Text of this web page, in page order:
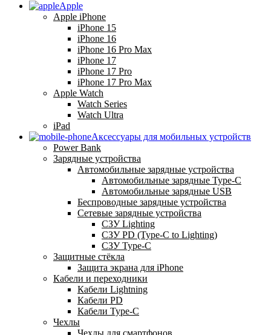
Apple
Apple iPhone
iPhone 15
iPhone 16
iPhone 16 Pro Max
iPhone 17
iPhone 17 Pro
iPhone 17 Pro Max
Apple Watch
Watch Series
Watch Ultra
iPad
Аксессуары для мобильных устройств
Power Bank
Зарядные устройства
Автомобильные зарядные устройства
Автомобильные зарядные Type-C
Автомобильные зарядные USB
Беспроводные зарядные устройства
Сетевые зарядные устройства
СЗУ Lighting
СЗУ PD (Type-C to Lighting)
СЗУ Type-C
Защитные стёкла
Защита экрана для iPhone
Кабели и переходники
Кабели Lightning
Кабели PD
Кабели Type-C
Чехлы